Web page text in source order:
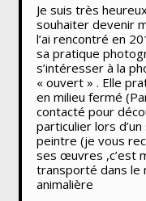
Je suis très
souhaiter devenir
l’ai rencontré en
sa pratique
s’intéresser à la
« ouvert » . Elle
en milieu fermé
contacté pour
particulier lors
peintre (je vous
ses œuvres ,c’est
transporté dans le
animalière